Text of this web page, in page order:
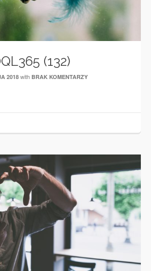
(132)
2018 with BRAK KOMENTARZY